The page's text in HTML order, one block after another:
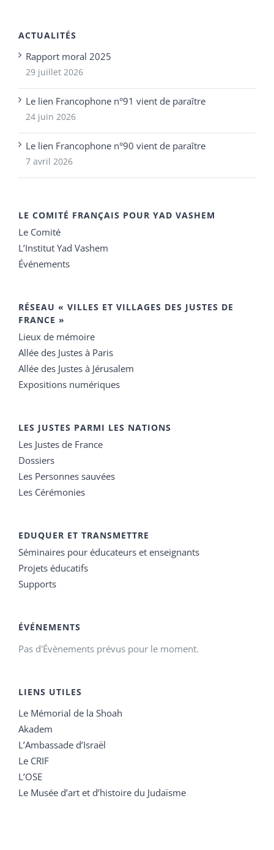
ACTUALITÉS
Rapport moral 2025
29 juillet 2026
Le lien Francophone n°91 vient de paraître
24 juin 2026
Le lien Francophone n°90 vient de paraître
7 avril 2026
LE COMITÉ FRANÇAIS POUR YAD VASHEM
Le Comité
L’Institut Yad Vashem
Événements
RÉSEAU « VILLES ET VILLAGES DES JUSTES DE
FRANCE »
Lieux de mémoire
Allée des Justes à Paris
Allée des Justes à Jérusalem
Expositions numériques
LES JUSTES PARMI LES NATIONS
Les Justes de France
Dossiers
Les Personnes sauvées
Les Cérémonies
EDUQUER ET TRANSMETTRE
Séminaires pour éducateurs et enseignants
Projets éducatifs
Supports
ÉVÉNEMENTS
Pas d'Évènements prévus pour le moment.
LIENS UTILES
Le Mémorial de la Shoah
Akadem
L’Ambassade d’Israël
Le CRIF
L’OSE
Le Musée d’art et d’histoire du Judaïsme